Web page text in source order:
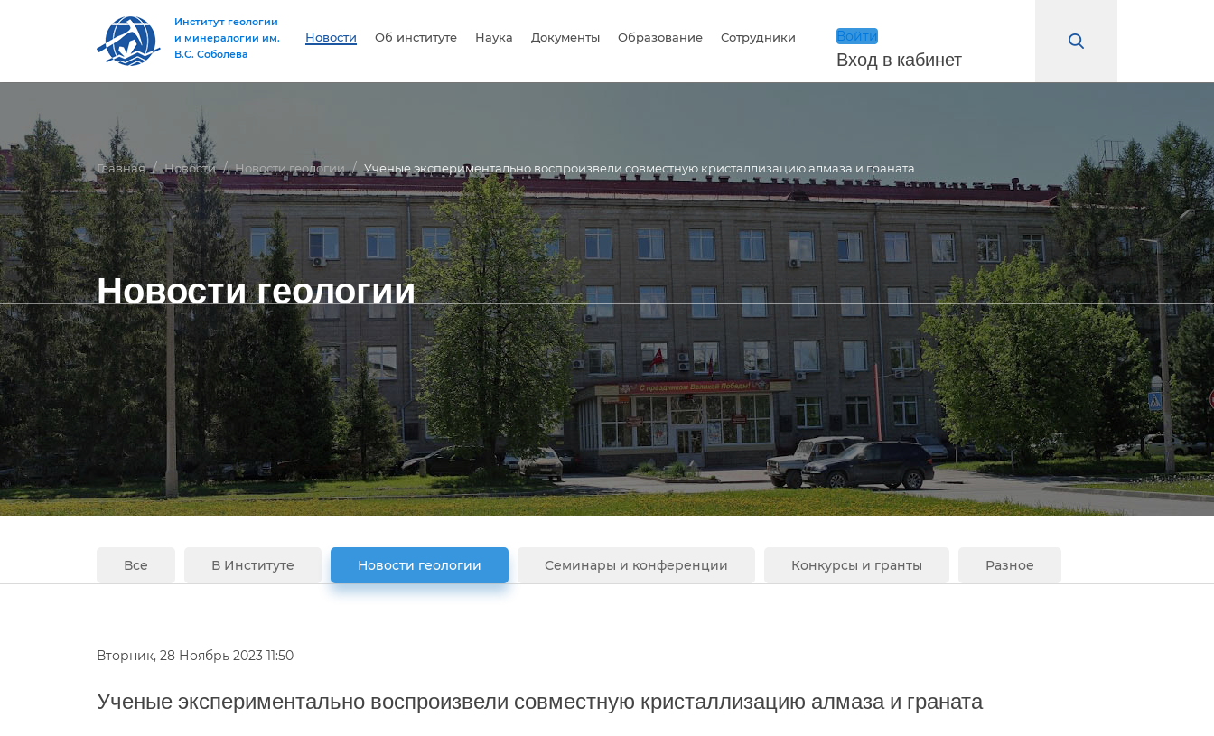
Институт геологии
и минералогии им.
В.С. Соболева
Новости Об институте Наука Документы Образование Сотрудники Войти
Вход в кабинет
Войти
Запомнить меня
Главная Новости Новости геологии Ученые экспериментально воспроизвели совместную кристаллизацию алмаза и граната
Новости геологии
Все В Институте Новости геологии Семинары и конференции Конкурсы и гранты Разное
Вторник, 28 Ноябрь 2023 11:50
Ученые экспериментально воспроизвели совместную кристаллизацию алмаза и граната